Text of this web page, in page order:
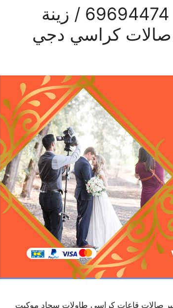
رقم مكتب أفراح الشهداء / 69694474 / زينة
كراسي دجي
صالات قاعات كراسي طاولات سجاد موكيت